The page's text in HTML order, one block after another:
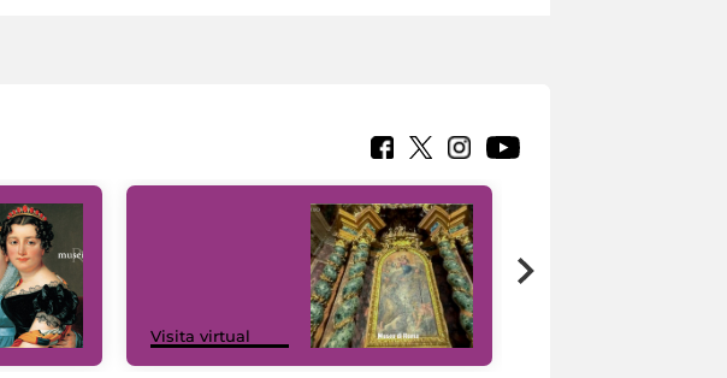
Visita virtual